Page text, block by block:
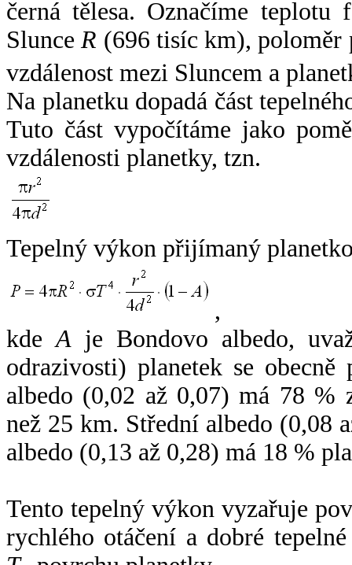
černá tělesa. Označíme
SlunceR (696 tisíc km),
vzdálenost mezi Sluncem a
Na planetku dopadá část
Tuto část vypočítáme jako
vzdálenosti planetky, tzn.
Tepelný výkon přijímaný
,
kdeA je Bondovo albedo,
odrazivosti) planetek se
albedo (0,02 až 0,07) má 78 %
než 25 km. Střední albedo (0,08
albedo (0,13 až 0,28) má 18 %
Tento tepelný výkon vyzařuje
rychlého otáčení a dobré